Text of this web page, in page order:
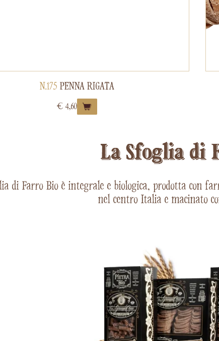
N.175 PENNA RIGATA
€ 4,60
La Sfoglia di
di Farro Bio è integrale e biologica, prodotta con
nel centro Italia e macinato